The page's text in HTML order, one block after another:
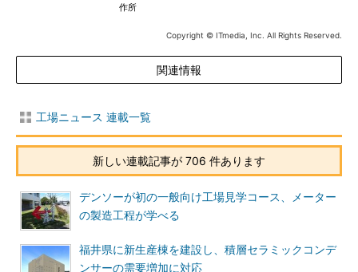
作所
Copyright © ITmedia, Inc. All Rights Reserved.
関連情報
工場ニュース 連載一覧
新しい連載記事が 706 件あります
デンソーが初の一般向け工場見学コース、メーター
の製造工程が学べる
福井県に新生産棟を建設し、積層セラミックコンデ
ンサーの需要増加に対応